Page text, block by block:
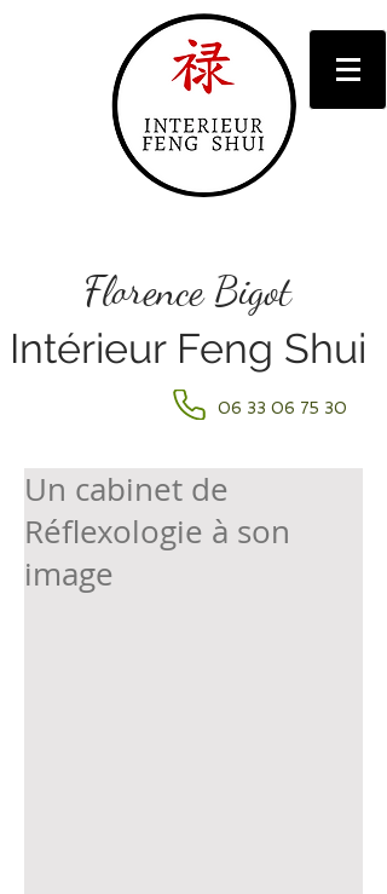
Florence Bigot
Intérieur Feng Shui
06 33 06 75 30
Un cabinet de
Réflexologie à son
image